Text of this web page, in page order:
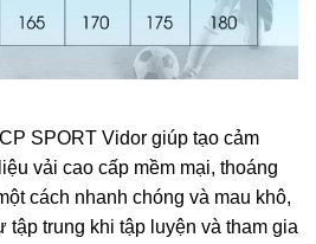
SPORT Vidor giúp tạo cảm
vải cao cấp mềm mại, thoáng
cách nhanh chóng và mau khô,
trung khi tập luyện và tham gia